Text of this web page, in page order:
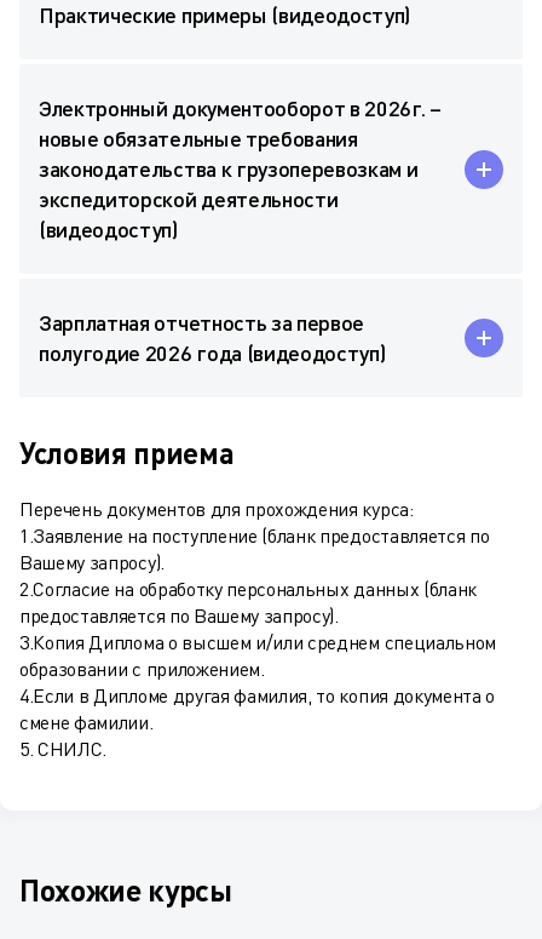
Практические примеры (видеодоступ)
Электронный документооборот в 2026г. –
новые обязательные требования
законодательства к грузоперевозкам и
экспедиторской деятельности
(видеодоступ)
Зарплатная отчетность за первое
полугодие 2026 года (видеодоступ)
Условия приема
Перечень документов для прохождения курса:
1.Заявление на поступление (бланк предоставляется по
Вашему запросу).
2.Согласие на обработку персональных данных (бланк
предоставляется по Вашему запросу).
3.Копия Диплома о высшем и/или среднем специальном
образовании с приложением.
4.Если в Дипломе другая фамилия, то копия документа о
смене фамилии.
5. СНИЛС.
Похожие курсы